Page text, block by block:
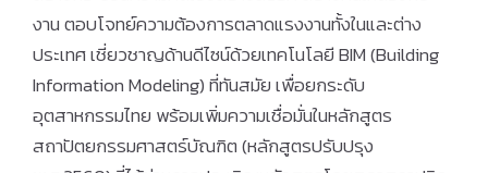
งาน ตอบโจทย์ความต้องการตลาดแรงงานทั้งในและต่าง
ประเทศ เชี่ยวชาญด้านดีไซน์ด้วยเทคโนโลยี BIM (Building
Information Modeling) ที่ทันสมัย เพื่อยกระดับ
อุตสาหกรรมไทย พร้อมเพิ่มความเชื่อมั่นในหลักสูตร
สถาปัตยกรรมศาสตร์บัณฑิต (หลักสูตรปรับปรุง